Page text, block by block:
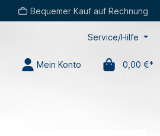
Bequemer Kauf auf Rechnung
Service/Hilfe
Mein Konto 0,00 €*